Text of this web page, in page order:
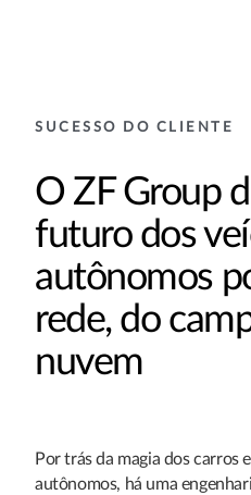
SUCESSO DO CLIENTE
O ZF Group
futuro dos
autônomos
rede, do
nuvem
Por trás da magia dos carros
autônomos, há uma